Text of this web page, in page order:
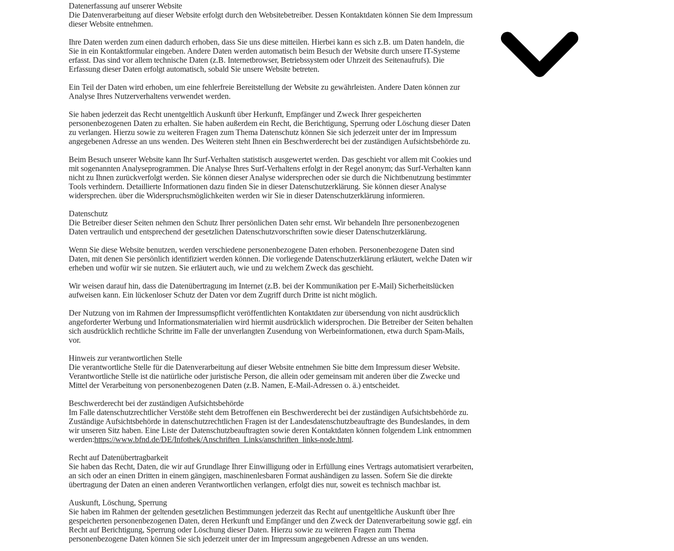
Datenerfassung auf unserer Website
Die Datenverarbeitung auf dieser Website erfolgt durch den Websitebetreiber. Dessen Kontaktdaten können Sie dem Impressum
dieser Website entnehmen.
Ihre Daten werden zum einen dadurch erhoben, dass Sie uns diese mitteilen. Hierbei kann es sich z.B. um Daten handeln, die
Sie in ein Kontaktformular eingeben. Andere Daten werden automatisch beim Besuch der Website durch unsere IT-Systeme
erfasst. Das sind vor allem technische Daten (z.B. Internetbrowser, Betriebssystem oder Uhrzeit des Seitenaufrufs). Die
Erfassung dieser Daten erfolgt automatisch, sobald Sie unsere Website betreten.
Ein Teil der Daten wird erhoben, um eine fehlerfreie Bereitstellung der Website zu gewährleisten. Andere Daten können zur
Analyse Ihres Nutzerverhaltens verwendet werden.
Sie haben jederzeit das Recht unentgeltlich Auskunft über Herkunft, Empfänger und Zweck Ihrer gespeicherten
personenbezogenen Daten zu erhalten. Sie haben außerdem ein Recht, die Berichtigung, Sperrung oder Löschung dieser Daten
zu verlangen. Hierzu sowie zu weiteren Fragen zum Thema Datenschutz können Sie sich jederzeit unter der im Impressum
angegebenen Adresse an uns wenden. Des Weiteren steht Ihnen ein Beschwerderecht bei der zuständigen Aufsichtsbehörde zu.
Beim Besuch unserer Website kann Ihr Surf-Verhalten statistisch ausgewertet werden. Das geschieht vor allem mit Cookies und
mit sogenannten Analyseprogrammen. Die Analyse Ihres Surf-Verhaltens erfolgt in der Regel anonym; das Surf-Verhalten kann
nicht zu Ihnen zurückverfolgt werden. Sie können dieser Analyse widersprechen oder sie durch die Nichtbenutzung bestimmter
Tools verhindern. Detaillierte Informationen dazu finden Sie in dieser Datenschutzerklärung. Sie können dieser Analyse
widersprechen. über die Widerspruchsmöglichkeiten werden wir Sie in dieser Datenschutzerklärung informieren.
Datenschutz
Die Betreiber dieser Seiten nehmen den Schutz Ihrer persönlichen Daten sehr ernst. Wir behandeln Ihre personenbezogenen
Daten vertraulich und entsprechend der gesetzlichen Datenschutzvorschriften sowie dieser Datenschutzerklärung.
Wenn Sie diese Website benutzen, werden verschiedene personenbezogene Daten erhoben. Personenbezogene Daten sind
Daten, mit denen Sie persönlich identifiziert werden können. Die vorliegende Datenschutzerklärung erläutert, welche Daten wir
erheben und wofür wir sie nutzen. Sie erläutert auch, wie und zu welchem Zweck das geschieht.
Wir weisen darauf hin, dass die Datenübertragung im Internet (z.B. bei der Kommunikation per E-Mail) Sicherheitslücken
aufweisen kann. Ein lückenloser Schutz der Daten vor dem Zugriff durch Dritte ist nicht möglich.
Der Nutzung von im Rahmen der Impressumspflicht veröffentlichten Kontaktdaten zur übersendung von nicht ausdrücklich
angeforderter Werbung und Informationsmaterialien wird hiermit ausdrücklich widersprochen. Die Betreiber der Seiten behalten
sich ausdrücklich rechtliche Schritte im Falle der unverlangten Zusendung von Werbeinformationen, etwa durch Spam-Mails,
vor.
Hinweis zur verantwortlichen Stelle
Die verantwortliche Stelle für die Datenverarbeitung auf dieser Website entnehmen Sie bitte dem Impressum dieser Website.
Verantwortliche Stelle ist die natürliche oder juristische Person, die allein oder gemeinsam mit anderen über die Zwecke und
Mittel der Verarbeitung von personenbezogenen Daten (z.B. Namen, E-Mail-Adressen o. ä.) entscheidet.
Beschwerderecht bei der zuständigen Aufsichtsbehörde
Im Falle datenschutzrechtlicher Verstöße steht dem Betroffenen ein Beschwerderecht bei der zuständigen Aufsichtsbehörde zu.
Zuständige Aufsichtsbehörde in datenschutzrechtlichen Fragen ist der Landesdatenschutzbeauftragte des Bundeslandes, in dem
wir unseren Sitz haben. Eine Liste der Datenschutzbeauftragten sowie deren Kontaktdaten können folgendem Link entnommen
werden:https://www.bfnd.de/DE/Infothek/Anschriften_Links/anschriften_links-node.html.
Recht auf Datenübertragbarkeit
Sie haben das Recht, Daten, die wir auf Grundlage Ihrer Einwilligung oder in Erfüllung eines Vertrags automatisiert verarbeiten,
an sich oder an einen Dritten in einem gängigen, maschinenlesbaren Format aushändigen zu lassen. Sofern Sie die direkte
übertragung der Daten an einen anderen Verantwortlichen verlangen, erfolgt dies nur, soweit es technisch machbar ist.
Auskunft, Löschung, Sperrung
Sie haben im Rahmen der geltenden gesetzlichen Bestimmungen jederzeit das Recht auf unentgeltliche Auskunft über Ihre
gespeicherten personenbezogenen Daten, deren Herkunft und Empfänger und den Zweck der Datenverarbeitung sowie ggf. ein
Recht auf Berichtigung, Sperrung oder Löschung dieser Daten. Hierzu sowie zu weiteren Fragen zum Thema
personenbezogene Daten können Sie sich jederzeit unter der im Impressum angegebenen Adresse an uns wenden.